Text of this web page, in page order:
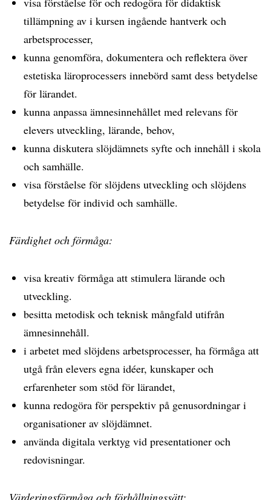
tillämpning av i kursen ingående hantverk och
arbetsprocesser,
kunna genomföra, dokumentera och reflektera över
estetiska läroprocessers innebörd samt dess betydelse
för lärandet.
kunna anpassa ämnesinnehållet med relevans för
elevers utveckling, lärande, behov,
kunna diskutera slöjdämnets syfte och innehåll i skola
och samhälle.
visa förståelse för slöjdens utveckling och slöjdens
betydelse för individ och samhälle.
Färdighet och förmåga:
visa kreativ förmåga att stimulera lärande och
utveckling.
besitta metodisk och teknisk mångfald utifrån
ämnesinnehåll.
i arbetet med slöjdens arbetsprocesser, ha förmåga att
utgå från elevers egna idéer, kunskaper och
erfarenheter som stöd för lärandet,
kunna redogöra för perspektiv på genusordningar i
organisationer av slöjdämnet.
använda digitala verktyg vid presentationer och
redovisningar.
Värderingsförmåga och förhållningssätt: